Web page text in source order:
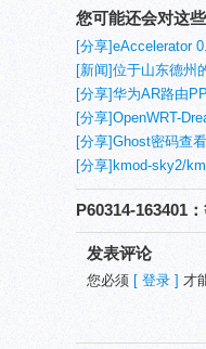
您可能还会对这
[分享]eAccelerator
nts（非线程安全）/
[新闻]位于山东德州
逃跑
[分享]华为AR路由
[分享]OpenWRT-
[分享]Ghost密码查
[分享]kmod-sky2/
P60314-163401
发表评论
您必须 [ 登录 ] 才